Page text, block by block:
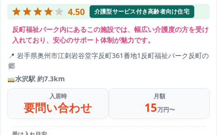
4.50 介護型サービス付き高齢者向け住宅
反町福祉パーク内にあるこの施設では、幅広い介護度の方を受け
入れており、安心のサポート体制が魅力です。
岩手県奥州市江刺岩谷堂字反町361番地1反町福祉パーク反町の
郷
水沢駅 約7.3km
入居時
要問い合わせ
月額
15万円〜